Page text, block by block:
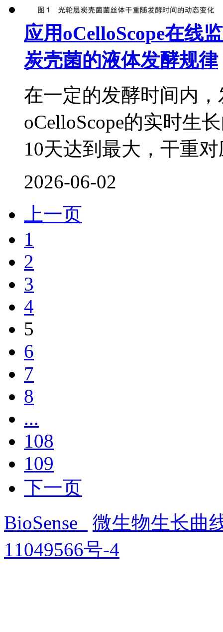
应用oCelloScope在线
炭壳菌的液体发酵规律
在一定的发酵时间内
oCelloScope的实时生
10天达到最大，干重对
2026-06-02
上一页
1
2
3
4
5
6
7
8
...
108
109
下一页
BioSense
微生物生长曲
11049566号-4